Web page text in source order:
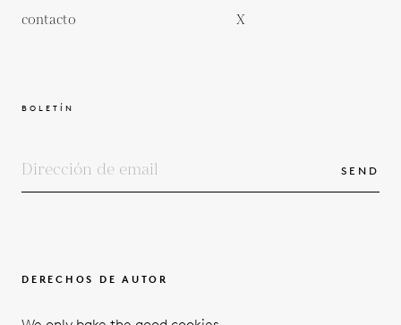
contacto
X
BOLETÍN
SEND
DERECHOS DE AUTOR